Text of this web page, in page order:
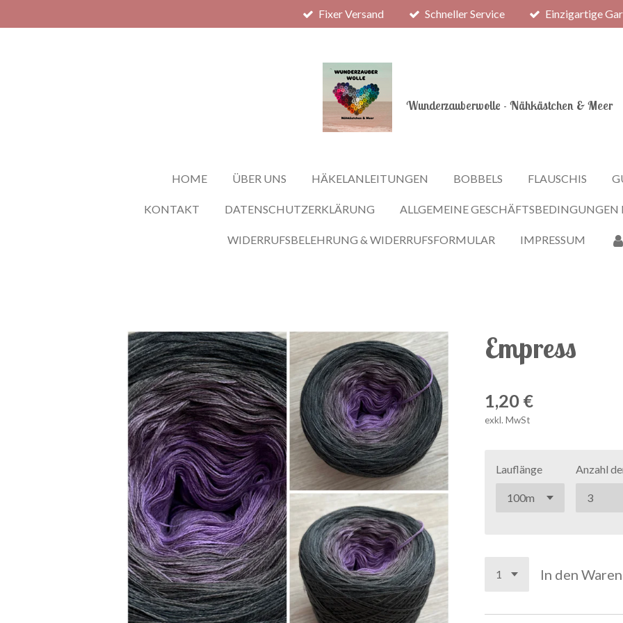
Hauptinhalt
Fixer Versand Schneller Service Einzigartige
Wunderzauberwolle - Nähkästchen & Meer
HOME ÜBER UNS HÄKELANLEITUNGEN BOBBELS FLAUSCHIS
KONTAKT DATENSCHUTZERKLÄRUNG ALLGEMEINE
WIDERRUFSBELEHRUNG & WIDERRUFSFORMULAR IMPRESSUM
Empress
1,20 €
exkl. MwSt
Lauflänge Anzahl
In den